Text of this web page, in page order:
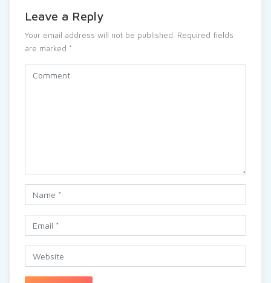
Leave a Reply
Your email address will not be published. Required fields
are marked *